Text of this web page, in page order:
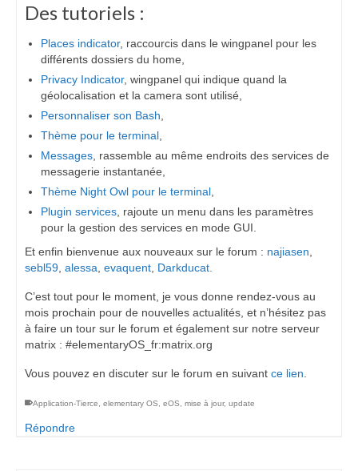
Des tutoriels :
Places indicator, raccourcis dans le wingpanel pour les
différents dossiers du home,
Privacy Indicator, wingpanel qui indique quand la
géolocalisation et la camera sont utilisé,
Personnaliser son Bash
Thème pour le terminal
Messages , rassemble au même endroits des services de
messagerie instantanée,
Thème Night Owl pour le terminal
Plugin services , rajoute un menu dans les paramètres
pour la gestion des services en mode GUI.
Et enfin bienvenue aux nouveaux sur le forum : najiasen
sebl59 alessa evaquent Darkducat.
C’est tout pour le moment, je vous donne rendez-vous au
mois prochain pour de nouvelles actualités, et n’hésitez pas
à faire un tour sur le forum et également sur notre serveur
matrix : #elementaryOS_fr:matrix.org
Vous pouvez en discuter sur le forum en suivant ce lien
Application-Tierce elementary OS eOS mise à jour, update
Répondre